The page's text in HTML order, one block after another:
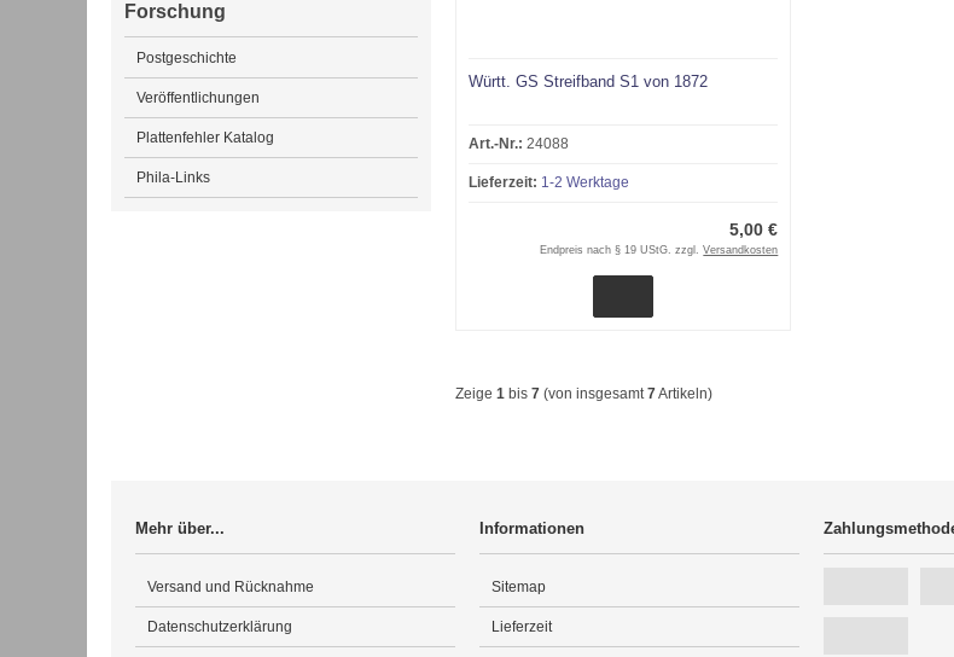
Württ. GS Streifband S1 von 1872
Art.-Nr.: 24088
Lieferzeit: 1-2 Werktage
5,00 €
Endpreis nach § 19 UStG. zzgl.Versandkosten
Zeige 1 bis 7 (von insgesamt 7Artikeln)
Forschung
Postgeschichte
Veröffentlichungen
Plattenfehler Katalog
Phila-Links
Mehr über...
Versand und Rücknahme
Datenschutzerklärung
Informationen
Sitemap
Lieferzeit